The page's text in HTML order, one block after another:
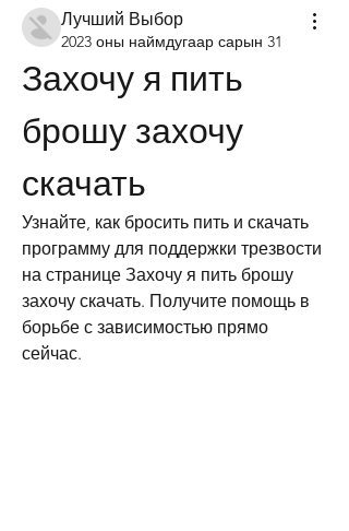
Лучший Выбор
2023 оны наймдугаар сарын 31
Захочу я пить
брошу захочу
скачать
Узнайте, как бросить пить и скачать
программу для поддержки трезвости
на странице Захочу я пить брошу
захочу скачать. Получите помощь в
борьбе с зависимостью прямо
сейчас.